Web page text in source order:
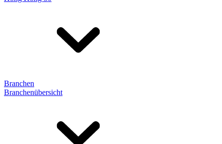
Branchen
Branchenübersicht